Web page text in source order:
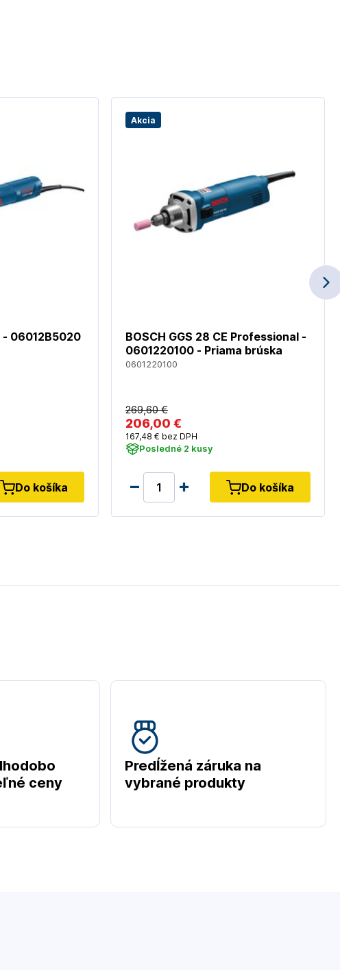
- 06012B5020
Do košíka
Akcia
BOSCH GGS 28 CE Professional -
0601220100 - Priama brúska
0601220100
269,60 €
206,00 €
167,48 € bez DPH
Posledné 2 kusy
Do košíka
ceny
Predĺžená záruka na
vybrané produkty